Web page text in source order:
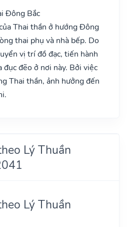
Đông Bắc
Thai thần ở hướng Đông
thai phụ và nhà bếp. Do
vị trí đồ đạc, tiến hành
đục đẽo ở nơi này. Bởi việc
Thai thần, ảnh hưởng đến
Lý Thuần
Lý Thuần